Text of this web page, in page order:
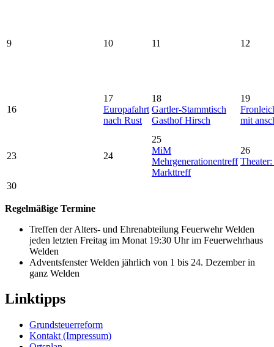
9 10 11 12
16
17
Europafahrt
nach Rust
18
Gartler-Stammtisch
Gasthof Hirsch
19
mit
23 24
25
MiM
Mehrgenerationentreff
Markttreff
26
30
Regelmäßige Termine
Treffen der Alters- und Ehrenabteilung Feuerwehr Welden
jeden letzten Freitag im Monat 19:30 Uhr im Feuerwehrhaus
Welden
Adventsfenster Welden jährlich von 1 bis 24. Dezember in
ganz Welden
Linktipps
Grundsteuerreform
Kontakt (Impressum)